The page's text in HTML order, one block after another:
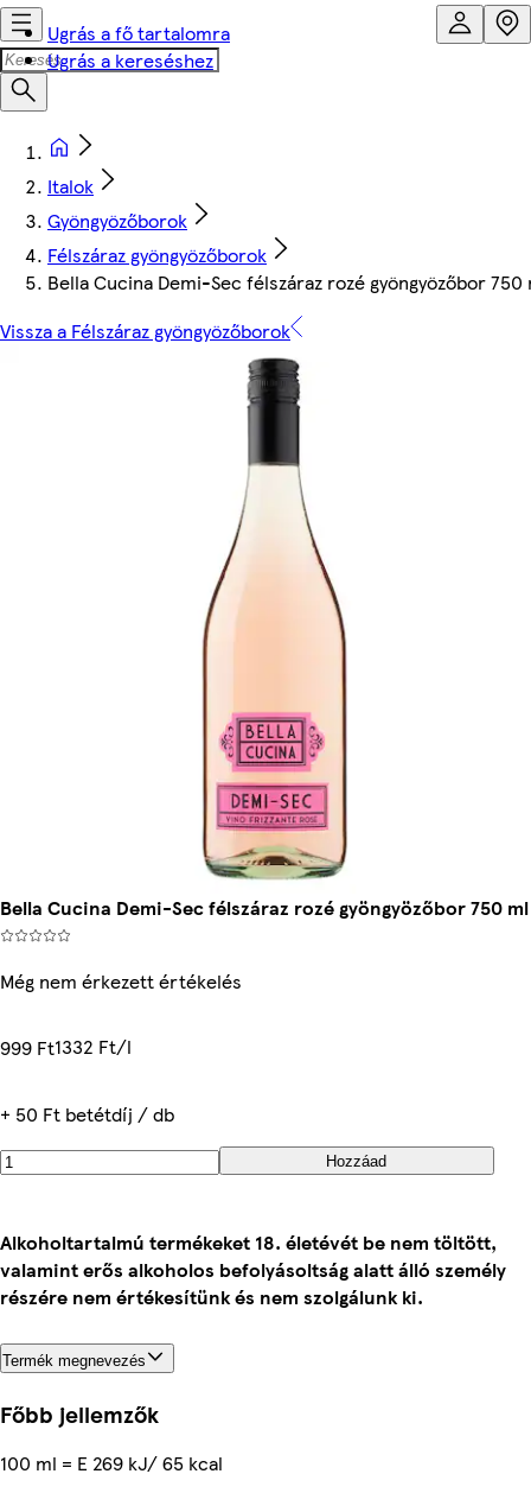
Ugrás a fő tartalomra
Ugrás a kereséshez
Italok
Gyöngyözőborok
Félszáraz gyöngyözőborok
Bella Cucina Demi-Sec félszáraz rozé gyöngyözőbor 750
Vissza a Félszáraz gyöngyözőborok
Bella Cucina Demi-Sec félszáraz rozé gyöngyözőbor 750 ml
Még nem érkezett értékelés
999 Ft1332 Ft/l
+ 50 Ft betétdíj / db
Hozzáad
Alkoholtartalmú termékeket 18. életévét be nem töltött,
valamint erős alkoholos befolyásoltság alatt álló személy
részére nem értékesítünk és nem szolgálunk ki.
Termék megnevezés
Főbb jellemzők
100 ml = E 269 kJ/ 65 kcal